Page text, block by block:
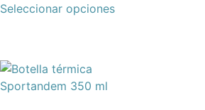
Seleccionar opciones